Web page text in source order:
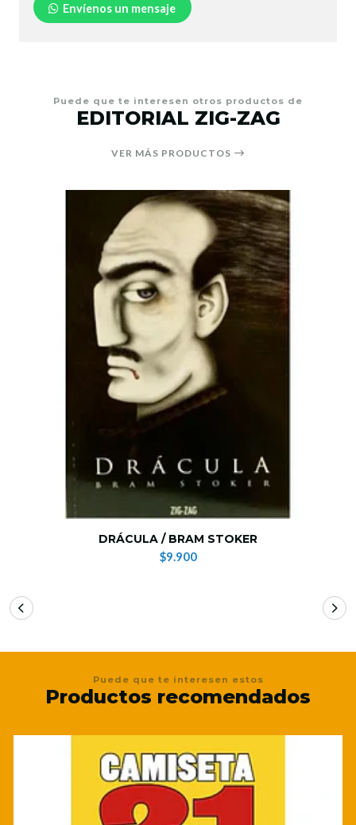
Envíenos un mensaje
Puede que te interesen otros productos de
EDITORIAL ZIG-ZAG
VER MÁS PRODUCTOS
DRÁCULA / BRAM STOKER
$9.900
Puede que te interesen estos
Productos recomendados